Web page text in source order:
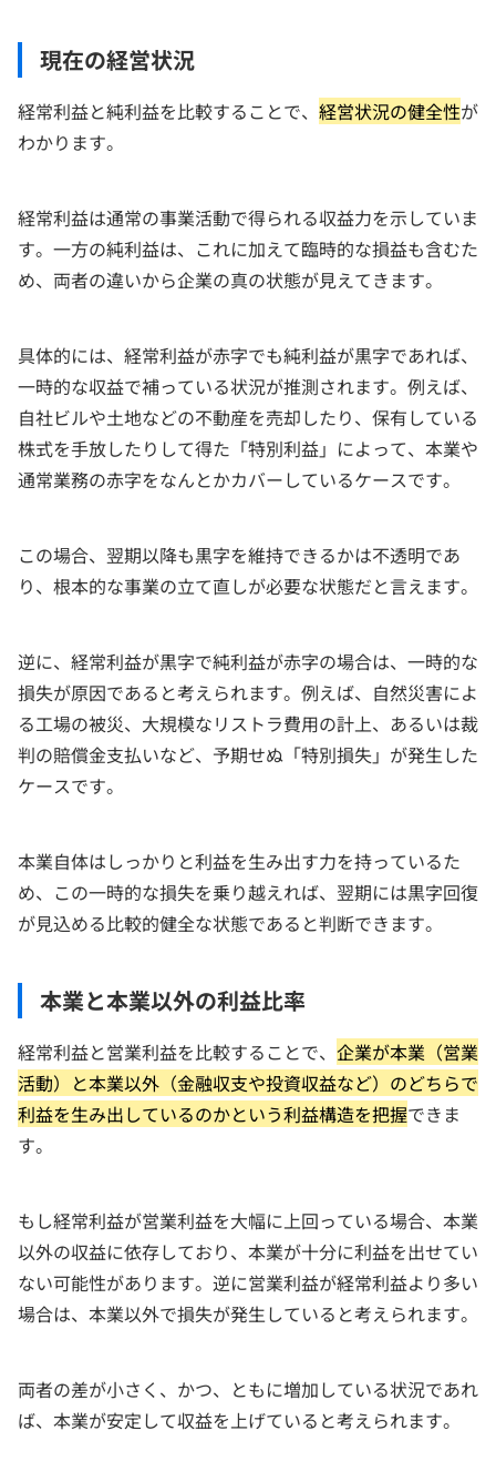
現在の経営状況
経常利益と純利益を比較することで、 経営状況の健全性が
わかります。
経常利益は通常の事業活動で得られる収益力を示していま
す。一方の純利益は、これに加えて臨時的な損益も含むた
め、両者の違いから企業の真の状態が見えてきます。
具体的には、経常利益が赤字でも純利益が黒字であれば、
一時的な収益で補っている状況が推測されます。例えば、
自社ビルや土地などの不動産を売却したり、保有している
株式を手放したりして得た「特別利益」によって、本業や
通常業務の赤字をなんとかカバーしているケースです。
この場合、翌期以降も黒字を維持できるかは不透明であ
り、根本的な事業の立て直しが必要な状態だと言えます。
逆に、経常利益が黒字で純利益が赤字の場合は、一時的な
損失が原因であると考えられます。例えば、自然災害によ
る工場の被災、大規模なリストラ費用の計上、あるいは裁
判の賠償金支払いなど、予期せぬ「特別損失」が発生した
ケースです。
本業自体はしっかりと利益を生み出す力を持っているた
め、この一時的な損失を乗り越えれば、翌期には黒字回復
が見込める比較的健全な状態であると判断できます。
本業と本業以外の利益比率
経常利益と営業利益を比較することで、 企業が本業（営業
活動）と本業以外（金融収支や投資収益など）のどちらで
利益を生み出しているのかという利益構造を把握できま
す。
もし経常利益が営業利益を大幅に上回っている場合、本業
以外の収益に依存しており、本業が十分に利益を出せてい
ない可能性があります。逆に営業利益が経常利益より多い
場合は、本業以外で損失が発生していると考えられます。
両者の差が小さく、かつ、ともに増加している状況であれ
ば、本業が安定して収益を上げていると考えられます。